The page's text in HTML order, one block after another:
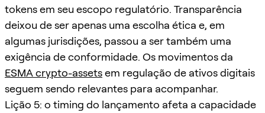
tokens em seu escopo regulatório. Transparência
deixou de ser apenas uma escolha ética e, em
algumas jurisdições, passou a ser também uma
exigência de conformidade. Os movimentos da
ESMA crypto-assetsem regulação de ativos digitais
seguem sendo relevantes para acompanhar.
Lição 5: o timing do lançamento afeta a capacidade